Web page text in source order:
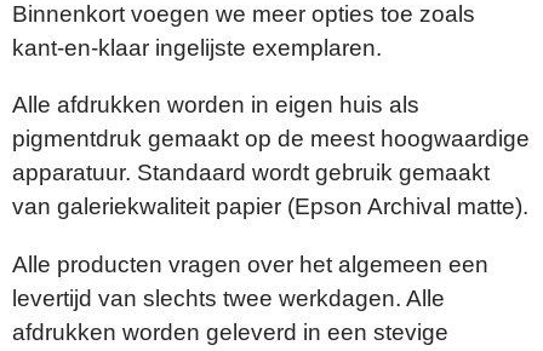
Binnenkort voegen we meer opties toe zoals
kant-en-klaar ingelijste exemplaren.
Alle afdrukken worden in eigen huis als
pigmentdruk gemaakt op de meest hoogwaardige
apparatuur. Standaard wordt gebruik gemaakt
van galeriekwaliteit papier (Epson Archival matte).
Alle producten vragen over het algemeen een
levertijd van slechts twee werkdagen. Alle
afdrukken worden geleverd in een stevige